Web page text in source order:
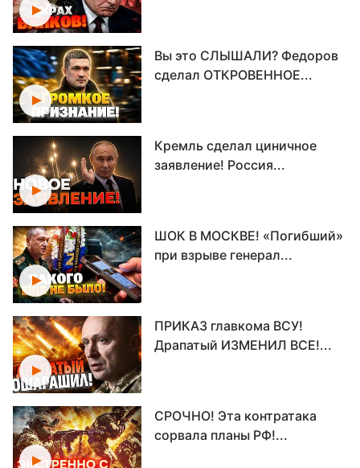
Вы это СЛЫШАЛИ? Федоров
сделал ОТКРОВЕННОЕ...
Кремль сделал циничное
заявление! Россия...
ШОК В МОСКВЕ! «Погибший»
при взрыве генерал...
ПРИКАЗ главкома ВСУ!
Драпатый ИЗМЕНИЛ ВСЕ!...
СРОЧНО! Эта контратака
сорвала планы РФ!...